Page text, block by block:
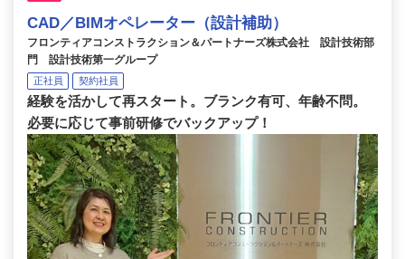
CAD／BIMオペレーター（設計補助）
フロンティアコンストラクション＆パートナーズ株式会社 設計技術部
門 設計技術第一グループ
正社員 契約社員
経験を活かして再スタート。ブランク有可、年齢不問。
必要に応じて事前研修でバックアップ！